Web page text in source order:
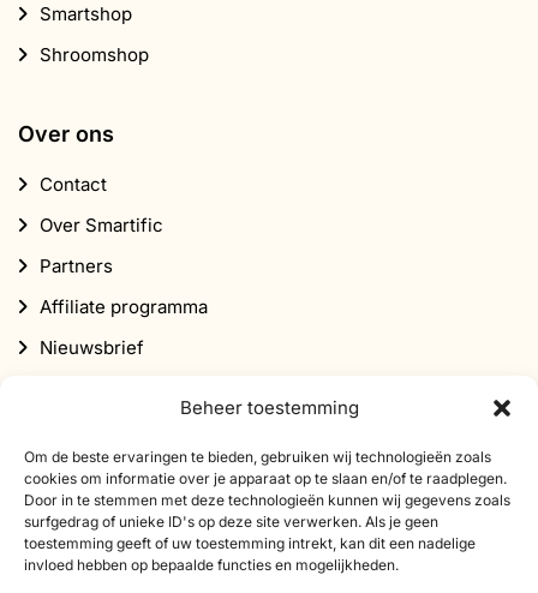
Beheer toestemming
Om de beste ervaringen te bieden, gebruiken wij technologieën zoals
cookies om informatie over je apparaat op te slaan en/of te raadplegen.
Door in te stemmen met deze technologieën kunnen wij gegevens zoals
surfgedrag of unieke ID's op deze site verwerken. Als je geen
toestemming geeft of uw toestemming intrekt, kan dit een nadelige
invloed hebben op bepaalde functies en mogelijkheden.
Smartshop
Shroomshop
Over ons
Contact
Over Smartific
Partners
Affiliate programma
Nieuwsbrief
Abonneer je op onze nieuwsbrief